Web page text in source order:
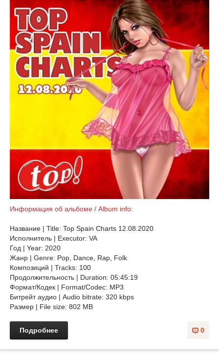
Информация об альбоме / Album info:
Название | Title: Top Spain Charts 12.08.2020
Исполнитель | Executor: VA
Год | Year: 2020
Жанр | Genre: Pop, Dance, Rap, Folk
Композиций | Tracks: 100
Продолжительность | Duration: 05:45:19
Формат/Кодек | Format/Codec: MP3
Битрейт аудио | Audio bitrate: 320 kbps
Размер | File size: 802 MB
0
Подробнее